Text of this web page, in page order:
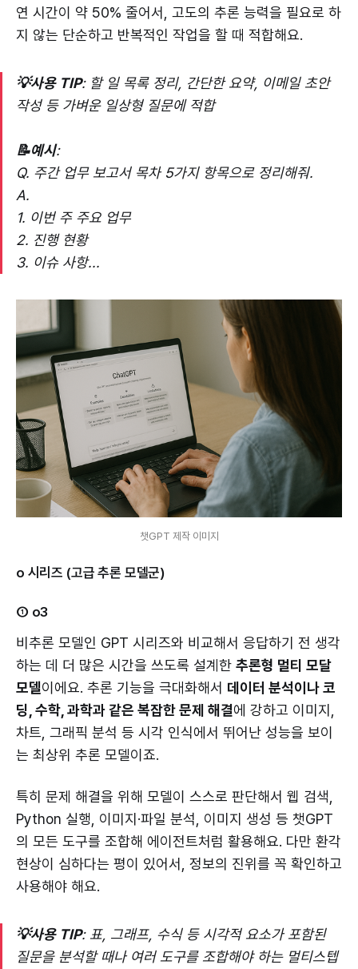
연 시간이 약 50% 줄어서, 고도의 추론 능력을 필요로 하
지 않는 단순하고 반복적인 작업을 할 때 적합해요.
💡사용 TIP: 할 일 목록 정리, 간단한 요약, 이메일 초안
작성 등 가벼운 일상형 질문에 적합
📝예시:
Q. 주간 업무 보고서 목차 5가지 항목으로 정리해줘.
A.
1. 이번 주 주요 업무
2. 진행 현황
3. 이슈 사항...
챗GPT 제작 이미지
o 시리즈 (고급 추론 모델군)
① o3
비추론 모델인 GPT 시리즈와 비교해서 응답하기 전 생각
하는 데 더 많은 시간을 쓰도록 설계한 추론형 멀티 모달
모델이에요. 추론 기능을 극대화해서 데이터 분석이나 코
딩, 수학, 과학과 같은 복잡한 문제 해결에 강하고 이미지,
차트, 그래픽 분석 등 시각 인식에서 뛰어난 성능을 보이
는 최상위 추론 모델이죠.
특히 문제 해결을 위해 모델이 스스로 판단해서 웹 검색,
Python 실행, 이미지·파일 분석, 이미지 생성 등 챗GPT
의 모든 도구를 조합해 에이전트처럼 활용해요. 다만 환각
현상이 심하다는 평이 있어서, 정보의 진위를 꼭 확인하고
사용해야 해요.
💡사용 TIP: 표, 그래프, 수식 등 시각적 요소가 포함된
질문을 분석할 때나 여러 도구를 조합해야 하는 멀티스텝